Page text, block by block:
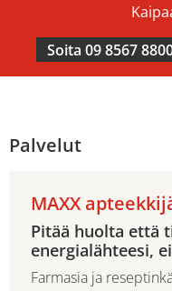
Soita 09 8567
Palvelut
MAXX
Pitää huolta että
energialähteesi,
Farmasia ja